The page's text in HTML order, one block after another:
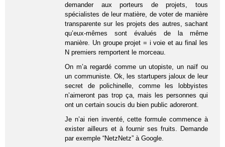
demander aux porteurs de projets, tous
spécialistes de leur matière, de voter de manière
transparente sur les projets des autres, sachant
qu’eux-mêmes sont évalués de la même
manière. Un groupe projet = i voie et au final les
N premiers remportent le morceau.
On m’a regardé comme un utopiste, un naïf ou
un communiste. Ok, les startupers jaloux de leur
secret de polichinelle, comme les lobbyistes
n’aimeront pas trop ça, mais les personnes qui
ont un certain soucis du bien public adoreront.
Je n’ai rien inventé, cette formule commence à
exister ailleurs et à fournir ses fruits. Demande
par exemple “NetzNetz” à Google.